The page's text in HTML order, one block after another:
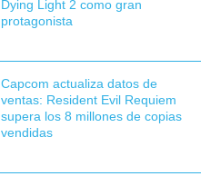
Dying Light 2 como gran
protagonista
Capcom actualiza datos de
ventas: Resident Evil Requiem
supera los 8 millones de copias
vendidas